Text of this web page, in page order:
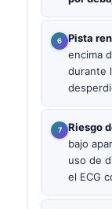
Pista
encima
durante
Riesgo
bajo
uso de
el ECG